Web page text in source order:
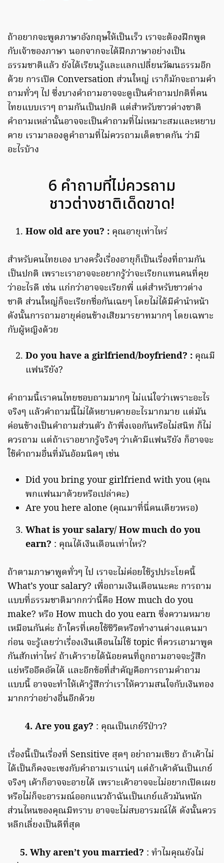
ถ้าอยากจะพูดภาษาอังกฤษให้เป็นเร็ว เราจะต้องฝึกพูด
กับเจ้าของภาษา นอกจากจะได้ฝึกภาษาอย่างเป็น
ธรรมชาติแล้ว ยังได้เรียนรู้และแลกเปลี่ยนวัฒนธรรมอีก
ด้วย การเปิด Conversation ส่วนใหญ่ เราก็มักจะถามคำ
ถามทั่วๆ ไป ซึ่งบางคำถามอาจจะดูเป็นคำถามปกติที่คน
ไทยแบบเราๆ ถามกันเป็นปกติ แต่สำหรับชาวต่างชาติ
คำถามเหล่านั้นอาจจะเป็นคำถามที่ไม่เหมาะสมและหยาบ
คาย เรามาลองดูคำถามที่ไม่ควรถามเด็ดขาดกัน ว่ามี
อะไรบ้าง
6 คำถามที่ไม่ควรถาม
ชาวต่างชาติเด็ดขาด!
How old are you? : คุณอายุเท่าไหร่
สำหรับคนไทยเอง บางครั้งเรื่องอายุก็เป็นเรื่องที่ถามกัน
เป็นปกติ เพราะเราอาจจะอยากรู้ว่าจะเรียกแทนคนที่คุย
ว่าอะไรดี เช่น แก่กว่าอาจจะเรียกพี่ แต่สำหรับชาวต่าง
ชาติ ส่วนใหญ่ก็จะเรียกชื่อกันเฉยๆ โดยไม่ได้มีคำนำหน้า
ดังนั้นการถามอายุค่อนข้างเสียมารยาทมากๆ โดยเฉพาะ
กับผู้หญิงด้วย
Do you have a girlfriend/boyfriend? : คุณมี
แฟนรึยัง?
คำถามนี้เราคนไทยชอบถามมากๆ ไม่แน่ใจว่าเพราะอะไร
จริงๆ แล้วคำถามนี้ไม่ได้หยาบคายอะไรมากมาย แต่มัน
ค่อนข้างเป็นคำถามส่วนตัว ถ้าพึ่งเจอกันหรือไม่สนิท ก็ไม่
ควรถาม แต่ถ้าเราอยากรู้จริงๆ ว่าเค้ามีแฟนรึยัง ก็อาจจะ
ใช้คำถามอื่นที่มันอ้อมนิดๆ เช่น
Did you bring your girlfriend with you (คุณ
พกแฟนมาด้วยหรือเปล่าคะ)
Are you here alone (คุณมาที่นี่คนเดียวหรอ)
What is your salary/ How much do you
earn? : คุณได้เงินเดือนเท่าไหร่?
ถ้าตามภาษาพูดทั่วๆ ไป เราจะไม่ค่อยใช้รูปประโยคนี้
What’s your salary? เพื่อถามเงินเดือนนะคะ การถาม
แบบที่ธรรมชาติมากกว่านี้คือ How much do you
make? หรือ How much do you earn ซึ่งความหมาย
เหมือนกันค่ะ ถ้าใครที่เคยใช้ชีวิตหรือทำงานต่างแดนมา
ก่อน จะรู้เลยว่าเรื่องเงินเดือนไม่ใช้ topic ที่ควรเอามาพูด
กันสักเท่าไหร่ ถ้าเค้ารายได้น้อยคนที่ถูกถามอาจจะรู้สึก
แย่หรืออึดอัดได้ และอีกข้อที่สำคัญคือการถามคำถาม
แบบนี้ อาจจะทำให้เค้ารู้สึกว่าเราให้ความสนใจกับเงินทอง
มากกว่าอย่างอื่นอีกด้วย
4. Are you gay? : คุณเป็นเกย์รึป่าว?
เรื่องนี้เป็นเรื่องที่ Sensitive สุดๆ อย่าถามเชียว ถ้าเค้าไม่
ได้เป็นก็คงจะเซงกับคำถามเราแน่ๆ แต่ถ้าเค้าดันเป็นเกย์
จริงๆ เค้าก็อาจจะอายได้ เพราะเค้าอาจจะไม่อยากเปิดเผย
หรือไม่ก็จะอารมณ์ออกแนวถ้าฉันเป็นเกย์แล้วมันหนัก
ส่วนไหนของคุณมิทราบ อาจจะไม่สบอารมณ์ได้ ดังนั้นควร
หลีกเลี่ยงเป็นดีที่สุด
5. Why aren’t you married? : ทำไมคุณยังไม่